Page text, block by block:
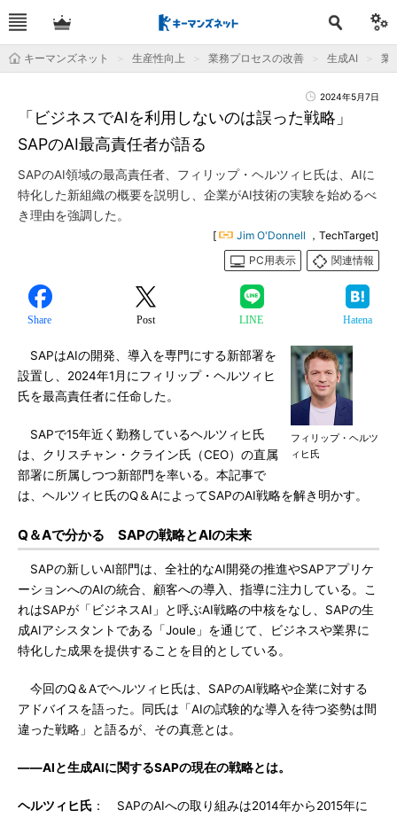
キーマンズネット 生産性向上 業務プロセスの改善 生成AI 業
2024年5月7日
「ビジネスでAIを利用しないのは誤った戦略」
SAPのAI最高責任者が語る
SAPのAI領域の最高責任者、フィリップ・ヘルツィヒ氏は、AIに
特化した新組織の概要を説明し、企業がAI技術の実験を始めるべ
き理由を強調した。
[ Jim O'Donnell ，TechTarget]
PC用表示
関連情報
Share Post LINE Hatena
フィリップ・ヘルツ
ィヒ氏
SAPはAIの開発、導入を専門にする新部署を
設置し、2024年1月にフィリップ・ヘルツィヒ
氏を最高責任者に任命した。
SAPで15年近く勤務しているヘルツィヒ氏
は、クリスチャン・クライン氏（CEO）の直属
部署に所属しつつ新部門を率いる。本記事で
は、ヘルツィヒ氏のQ＆AによってSAPのAI戦略を解き明かす。
Q＆Aで分かる SAPの戦略とAIの未来
SAPの新しいAI部門は、全社的なAI開発の推進やSAPアプリケ
ーションへのAIの統合、顧客への導入、指導に注力している。こ
れはSAPが「ビジネスAI」と呼ぶAI戦略の中核をなし、SAPの生
成AIアシスタントである「Joule」を通じて、ビジネスや業界に
特化した成果を提供することを目的としている。
今回のQ＆Aでヘルツィヒ氏は、SAPのAI戦略や企業に対する
アドバイスを語った。同氏は「AIの試験的な導入を待つ姿勢は間
違った戦略」と語るが、その真意とは。
――AIと生成AIに関するSAPの現在の戦略とは。
ヘルツィヒ氏 ： SAPのAIへの取り組みは2014年から2015年に